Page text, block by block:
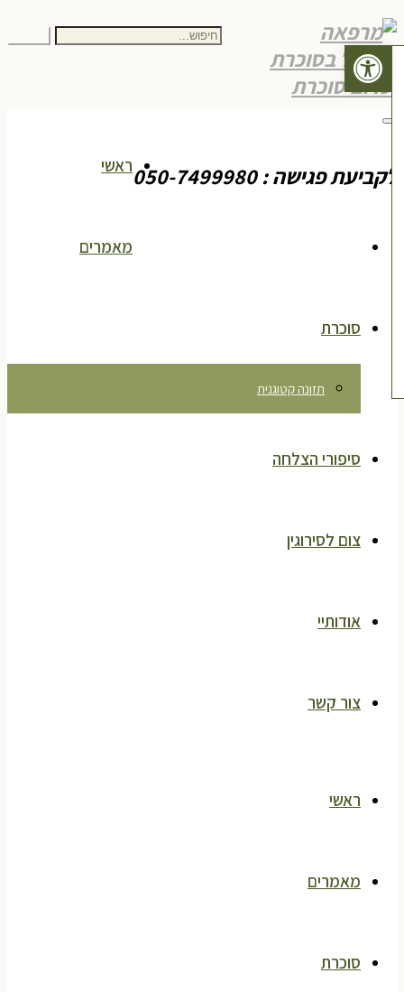
חיפוש
תפריט
פגישה : 050-7499980 ראשי
מאמרים
סוכרת
תזונה קטוגנית
סיפורי הצלחה
צום לסירוגין
אודותיי
צור קשר
ראשי
מאמרים
סוכרת
פתח סרגל נגישות